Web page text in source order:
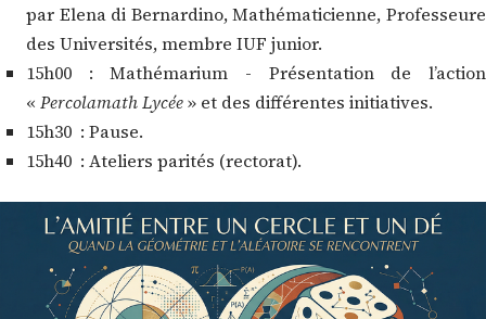
par Elena di Bernardino, Mathématicienne, Professeure
des Universités, membre IUF junior.
15h00 : Mathémarium - Présentation de l’action
« Percolamath Lycée» et des différentes initiatives.
15h30 : Pause.
15h40 : Ateliers parités (rectorat).